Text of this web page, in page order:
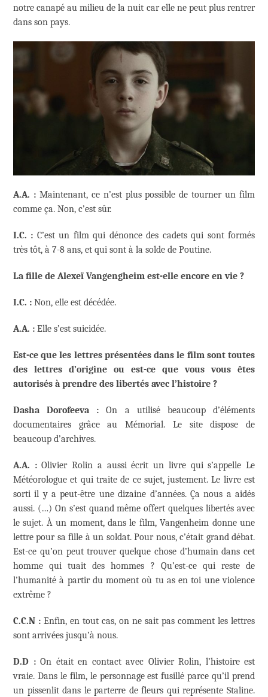
notre canapé au milieu de la nuit car elle ne peut plus rentrer
dans son pays.
A.A. :Maintenant, ce n’est plus possible de tourner un film
comme ça. Non, c’est sûr.
I.C. : C’est un film qui dénonce des cadets qui sont formés
très tôt, à 7-8 ans, et qui sont à la solde de Poutine.
La fille de Alexeï Vangengheim est-elle encore en vie ?
I.C. : Non, elle est décédée.
A.A. : Elle s’est suicidée.
Est-ce que les lettres présentées dans le film sont toutes
des lettres d’origine ou est-ce que vous vous êtes
autorisés à prendre des libertés avec l’histoire ?
Dasha Dorofeeva : On a utilisé beaucoup d’éléments
documentaires grâce au Mémorial. Le site dispose de
beaucoup d’archives.
A.A. :Olivier Rolin a aussi écrit un livre qui s’appelle Le
Météorologue et qui traite de ce sujet, justement. Le livre est
sorti il y a peut-être une dizaine d’années. Ça nous a aidés
aussi. (…) On s’est quand même offert quelques libertés avec
le sujet. À un moment, dans le film, Vangenheim donne une
lettre pour sa fille à un soldat. Pour nous, c’était grand débat.
Est-ce qu’on peut trouver quelque chose d’humain dans cet
homme qui tuait des hommes ? Qu’est-ce qui reste de
l’humanité à partir du moment où tu as en toi une violence
extrême ?
C.C.N : Enfin, en tout cas, on ne sait pas comment les lettres
sont arrivées jusqu’à nous.
D.D :On était en contact avec Olivier Rolin, l’histoire est
vraie. Dans le film, le personnage est fusillé parce qu’il prend
un pissenlit dans le parterre de fleurs qui représente Staline.